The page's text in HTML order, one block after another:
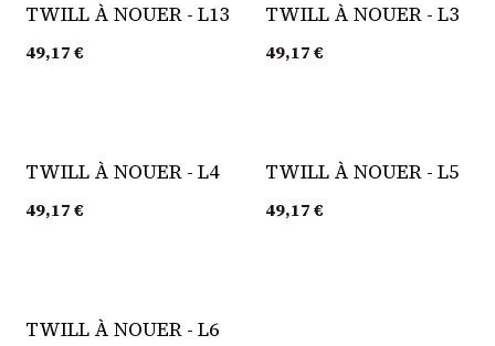
TWILL À NOUER - L13
49,17€
TWILL À NOUER - L3
49,17€
TWILL À NOUER - L4
49,17€
TWILL À NOUER - L5
49,17€
TWILL À NOUER - L6